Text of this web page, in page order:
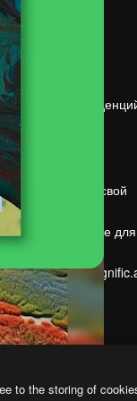
Поиск
Продайте свой
Помещение для
Ищете
to the storing of